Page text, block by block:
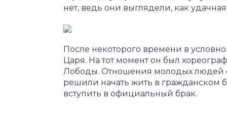
нет, ведь они выглядели, как
После некоторого времени в
Царя. На тот момент он был
Лободы. Отношения молодых людей
решили начать жить в гражданском
вступить в официальный брак.